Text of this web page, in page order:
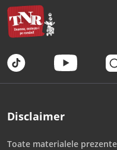
Disclaimer
Toate materialele